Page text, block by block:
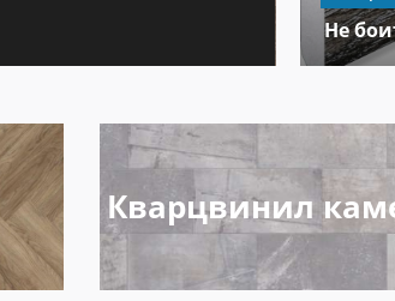
Не
Кварцвинил